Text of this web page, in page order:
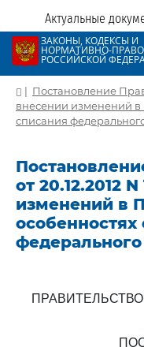
Актуальные
ЗАКОНЫ, КОДЕКСЫ И
НОРМАТИВНО-
РОССИЙСКОЙ
| Постановление
внесении изменений
списания
от 20.12.2012
изменений в
особенностях